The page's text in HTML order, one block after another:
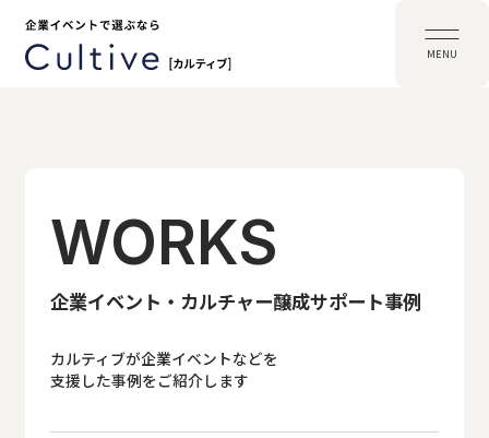
MENU
WORKS
企業イベント・カルチャー醸成サポート事例
カルティブが企業イベントなどを
支援した事例をご紹介します